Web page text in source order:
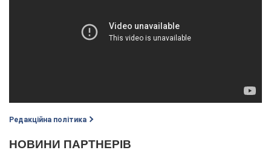
Редакційна політика